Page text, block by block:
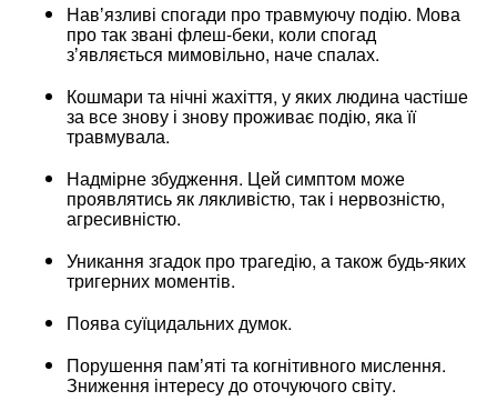
Навʼязливі спогади про травмуючу подію. Мова
про так звані флеш-беки, коли спогад
зʼявляється мимовільно, наче спалах.
Кошмари та нічні жахіття, у яких людина частіше
за все знову і знову проживає подію, яка її
травмувала.
Надмірне збудження. Цей симптом може
проявлятись як лякливістю, так і нервозністю,
агресивністю.
Уникання згадок про трагедію, а також будь-яких
тригерних моментів.
Поява суїцидальних думок.
Порушення памʼяті та когнітивного мислення.
Зниження інтересу до оточуючого світу.